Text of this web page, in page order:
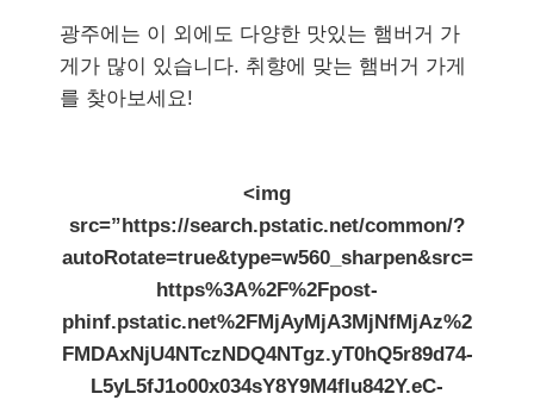
광주에는 이 외에도 다양한 맛있는 햄버거 가
게가 많이 있습니다. 취향에 맞는 햄버거 가게
를 찾아보세요!
<img
src=”https://search.pstatic.net/common/?
autoRotate=true&type=w560_sharpen&src=
https%3A%2F%2Fpost-
phinf.pstatic.net%2FMjAyMjA3MjNfMjAz%2
FMDAxNjU4NTczNDQ4NTgz.yT0hQ5r89d74-
L5yL5fJ1o00x034sY8Y9M4fIu842Y.eC-